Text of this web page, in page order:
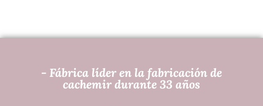
- Fábrica líder en la fabricación de
cachemir durante 33 años